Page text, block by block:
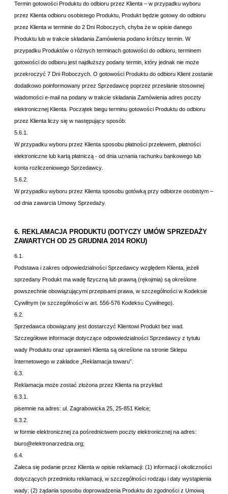
Termin gotowości Produktu do odbioru przez Klienta – w przypadku wyboru
przez Klienta odbioru osobistego Produktu, Produkt będzie gotowy do odbioru
przez Klienta w terminie do 2 Dni Roboczych, chyba że w opisie danego
Produktu lub w trakcie składania Zamówienia podano krótszy termin. W
przypadku Produktów o różnych terminach gotowości do odbioru, terminem
gotowości do odbioru jest najdłuższy podany termin, który jednak nie może
przekroczyć 7 Dni Roboczych. O gotowości Produktu do odbioru Klient zostanie
dodatkowo poinformowany przez Sprzedawcę poprzez przesłanie stosownej
wiadomości e-mail na podany w trakcie składania Zamówienia adres poczty
elektronicznej Klienta. Początek biegu terminu gotowości Produktu do odbioru
przez Klienta liczy się w następujący sposób:
5.6.1.
W przypadku wyboru przez Klienta sposobu płatności przelewem, płatności
elektroniczne lub kartą płatniczą - od dnia uznania rachunku bankowego lub
konta rozliczeniowego Sprzedawcy.
5.6.2.
W przypadku wyboru przez Klienta sposobu gotówką przy odbiorze osobistym –
od dnia zawarcia Umowy Sprzedaży.
6. REKLAMACJA PRODUKTU (DOTYCZY UMÓW SPRZEDAŻY
ZAWARTYCH OD 25 GRUDNIA 2014 ROKU)
6.1.
Podstawa i zakres odpowiedzialności Sprzedawcy względem Klienta, jeżeli
sprzedany Produkt ma wadę fizyczną lub prawną (rękojmia) są określone
powszechnie obowiązującymi przepisami prawa, w szczególności w Kodeksie
Cywilnym (w szczególności w art. 556-576 Kodeksu Cywilnego).
6.2.
Sprzedawca obowiązany jest dostarczyć Klientowi Produkt bez wad.
Szczegółowe informacje dotyczące odpowiedzialności Sprzedawcy z tytułu
wady Produktu oraz uprawnień Klienta są określone na stronie Sklepu
Internetowego w zakładce „ Reklamacja towaru”.
6.3.
Reklamacja może zostać złożona przez Klienta na przykład:
6.3.1.
pisemnie na adres: ul. Zagrabowicka 25, 25-851 Kielce;
6.3.2.
w formie elektronicznej za pośrednictwem poczty elektronicznej na adres:
biuro@elektronarzedzia.org;
6.4.
Zaleca się podanie przez Klienta w opisie reklamacji: (1) informacji i okoliczności
dotyczących przedmiotu reklamacji, w szczególności rodzaju i daty wystąpienia
wady; (2) żądania sposobu doprowadzenia Produktu do zgodności z Umową